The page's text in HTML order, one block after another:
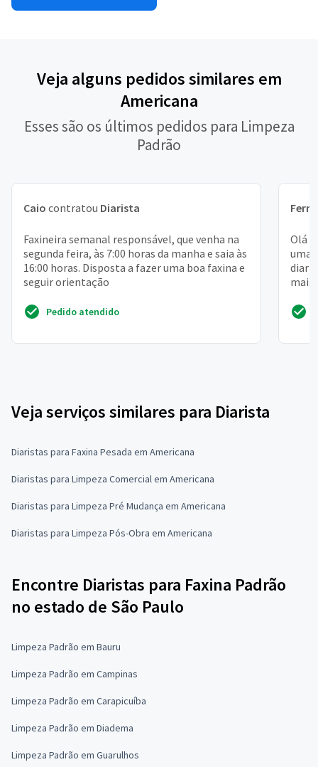
Veja alguns pedidos similares em
Americana
Esses são os últimos pedidos para Limpeza
Padrão
Caio contratou Diarista
Faxineira semanal responsável, que venha na
segunda feira, às 7:00 horas da manha e saia às
16:00 horas. Disposta a fazer uma boa faxina e
seguir orientação
Pedido atendido
Olá
uma
mais
Veja serviços similares para Diarista
Diaristas para Faxina Pesada em Americana
Diaristas para Limpeza Comercial em Americana
Diaristas para Limpeza Pré Mudança em Americana
Diaristas para Limpeza Pós-Obra em Americana
Encontre Diaristas para Faxina Padrão
no estado de São Paulo
Limpeza Padrão em Bauru
Limpeza Padrão em Campinas
Limpeza Padrão em Carapicuíba
Limpeza Padrão em Diadema
Limpeza Padrão em Guarulhos